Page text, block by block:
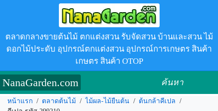
ตลาดกลางขายต้นไม้ ตกแต่งสวน รับจัดสวน บ้านและสวน ไม้
ดอกไม้ประดับ อุปกรณ์ตกแต่งสวน อุปกรณ์การเกษตร สินค้า
เกษตร สินค้า OTOP
NanaGarden.com ค้นหา
หน้าแรก / ตลาดต้นไม้ / ไม้ผล-ไม้ยืนต้น / ต้นกล้าคีเปล /